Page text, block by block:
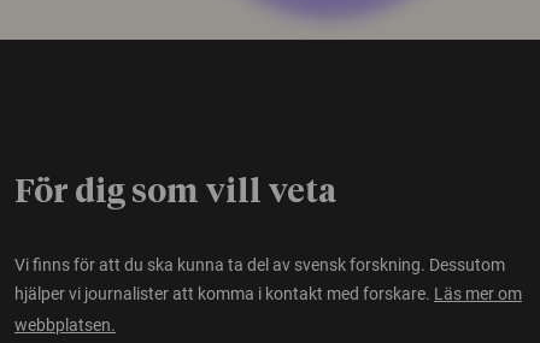
För dig som vill veta
Vi finns för att du ska kunna ta del av svensk forskning. Dessutom
hjälper vi journalister att komma i kontakt med forskare. Läs mer om
webbplatsen.